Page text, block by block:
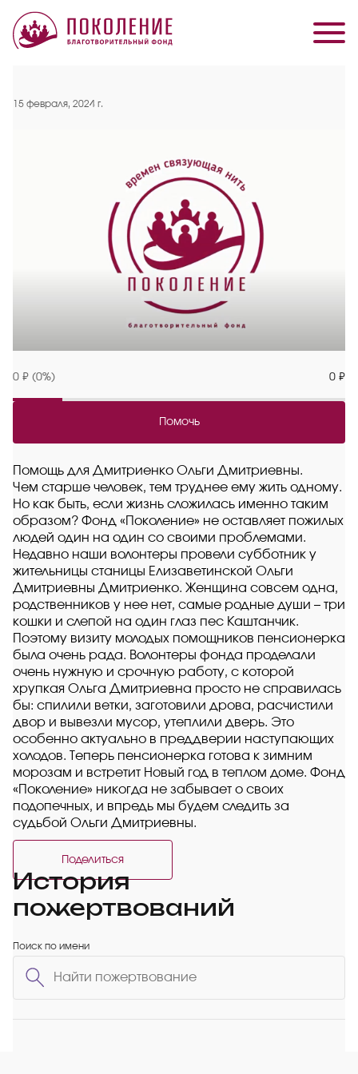
15 февраля, 2024 г.
0 ₽ (0%) 0 ₽
Помочь
Помощь для Дмитриенко Ольги Дмитриевны.
Чем старше человек, тем труднее ему жить одному.
Но как быть, если жизнь сложилась именно таким
образом? Фонд «Поколение» не оставляет пожилых
людей один на один со своими проблемами.
Недавно наши волонтеры провели субботник у
жительницы станицы Елизаветинской Ольги
Дмитриевны Дмитриенко. Женщина совсем одна,
родственников у нее нет, самые родные души – три
кошки и слепой на один глаз пес Каштанчик.
Поэтому визиту молодых помощников пенсионерка
была очень рада. Волонтеры фонда проделали
очень нужную и срочную работу, с которой
хрупкая Ольга Дмитриевна просто не справилась
бы: спилили ветки, заготовили дрова, расчистили
двор и вывезли мусор, утеплили дверь. Это
особенно актуально в преддверии наступающих
холодов. Теперь пенсионерка готова к зимним
морозам и встретит Новый год в теплом доме. Фонд
«Поколение» никогда не забывает о своих
подопечных, и впредь мы будем следить за
судьбой Ольги Дмитриевны.
Поделиться
История
пожертвований
Поиск по имени